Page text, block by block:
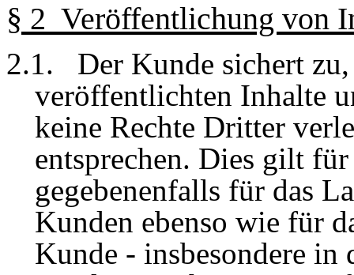
§ 2 Veröffentlichung von
2.1. Der Kunde sichert zu,
veröffentlichten Inhalte
keine Rechte Dritter
entsprechen. Dies gilt
gegebenenfalls für das
Kunden ebenso wie für
Kunde - insbesondere